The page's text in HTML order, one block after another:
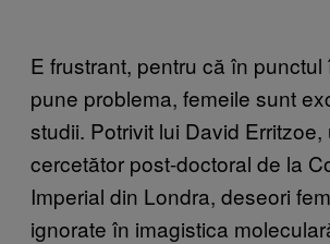
E frustrant, pentru că în punctul
pune problema, femeile sunt
studii. Potrivit lui David
cercetător post-doctoral de la
Imperial din Londra, deseori
ignorate în imagistica